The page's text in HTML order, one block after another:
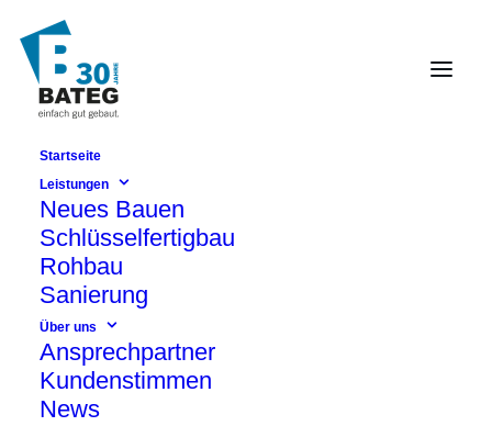
Startseite
Leistungen
Neues Bauen
Schlüsselfertigbau
Rohbau
Sanierung
Über uns
Ansprechpartner
Kundenstimmen
News
Erlebnisbad und
Wellnesszentrum
Neubau in Glücksburg